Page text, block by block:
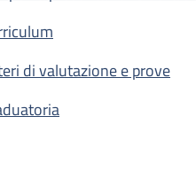
di valutazione e prove